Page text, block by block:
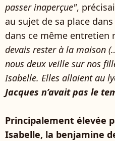
passer inaperçue",
au sujet de sa place
dans ce même entretien
devais rester à la maison
nous deux veille sur nos
Isabelle. Elles allaient au
Jacques n’avait pas le
Principalement élevée
Isabelle, la benjamine